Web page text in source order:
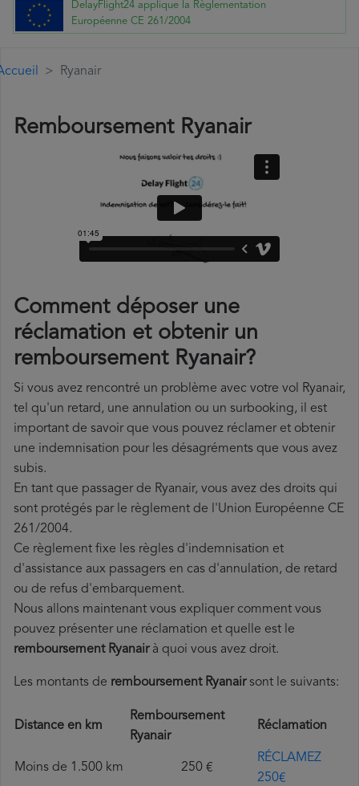
DelayFlight24 applique la Règlementation
Européenne CE 261/2004
Ryanair
Remboursement Ryanair
Comment déposer une
réclamation et obtenir un
remboursement Ryanair?
Si vous avez rencontré un problème avec votre vol Ryanair,
tel qu'un retard, une annulation ou un surbooking, il est
important de savoir que vous pouvez réclamer et obtenir
une indemnisation pour les désagréments que vous avez
subis.
En tant que passager de Ryanair, vous avez des droits qui
sont protégés par le règlement de l'Union Européenne CE
261/2004.
Ce règlement fixe les règles d'indemnisation et
d'assistance aux passagers en cas d'annulation, de retard
ou de refus d'embarquement.
Nous allons maintenant vous expliquer comment vous
pouvez présenter une réclamation et quelle est le
remboursement Ryanairà quoi vous avez droit.
Les montants de remboursement Ryanairsont le suivants:
Distance en km
Remboursement
Ryanair
Réclamation
Moins de 1.500 km 250 €
RÉCLAMEZ
250€